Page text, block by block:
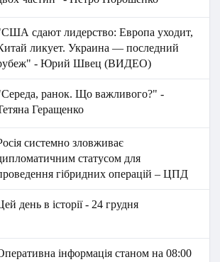
сдают лидерство: Европа уходит,
ликует. Украина — последний
- Юрий Швец (ВИДЕО)
ранок. Що важливого?" -
Геращенко
системно зловживає
статусом для
гібридних операцій – ЦПД
день в історії - 24 грудня
інформація станом на 08:00